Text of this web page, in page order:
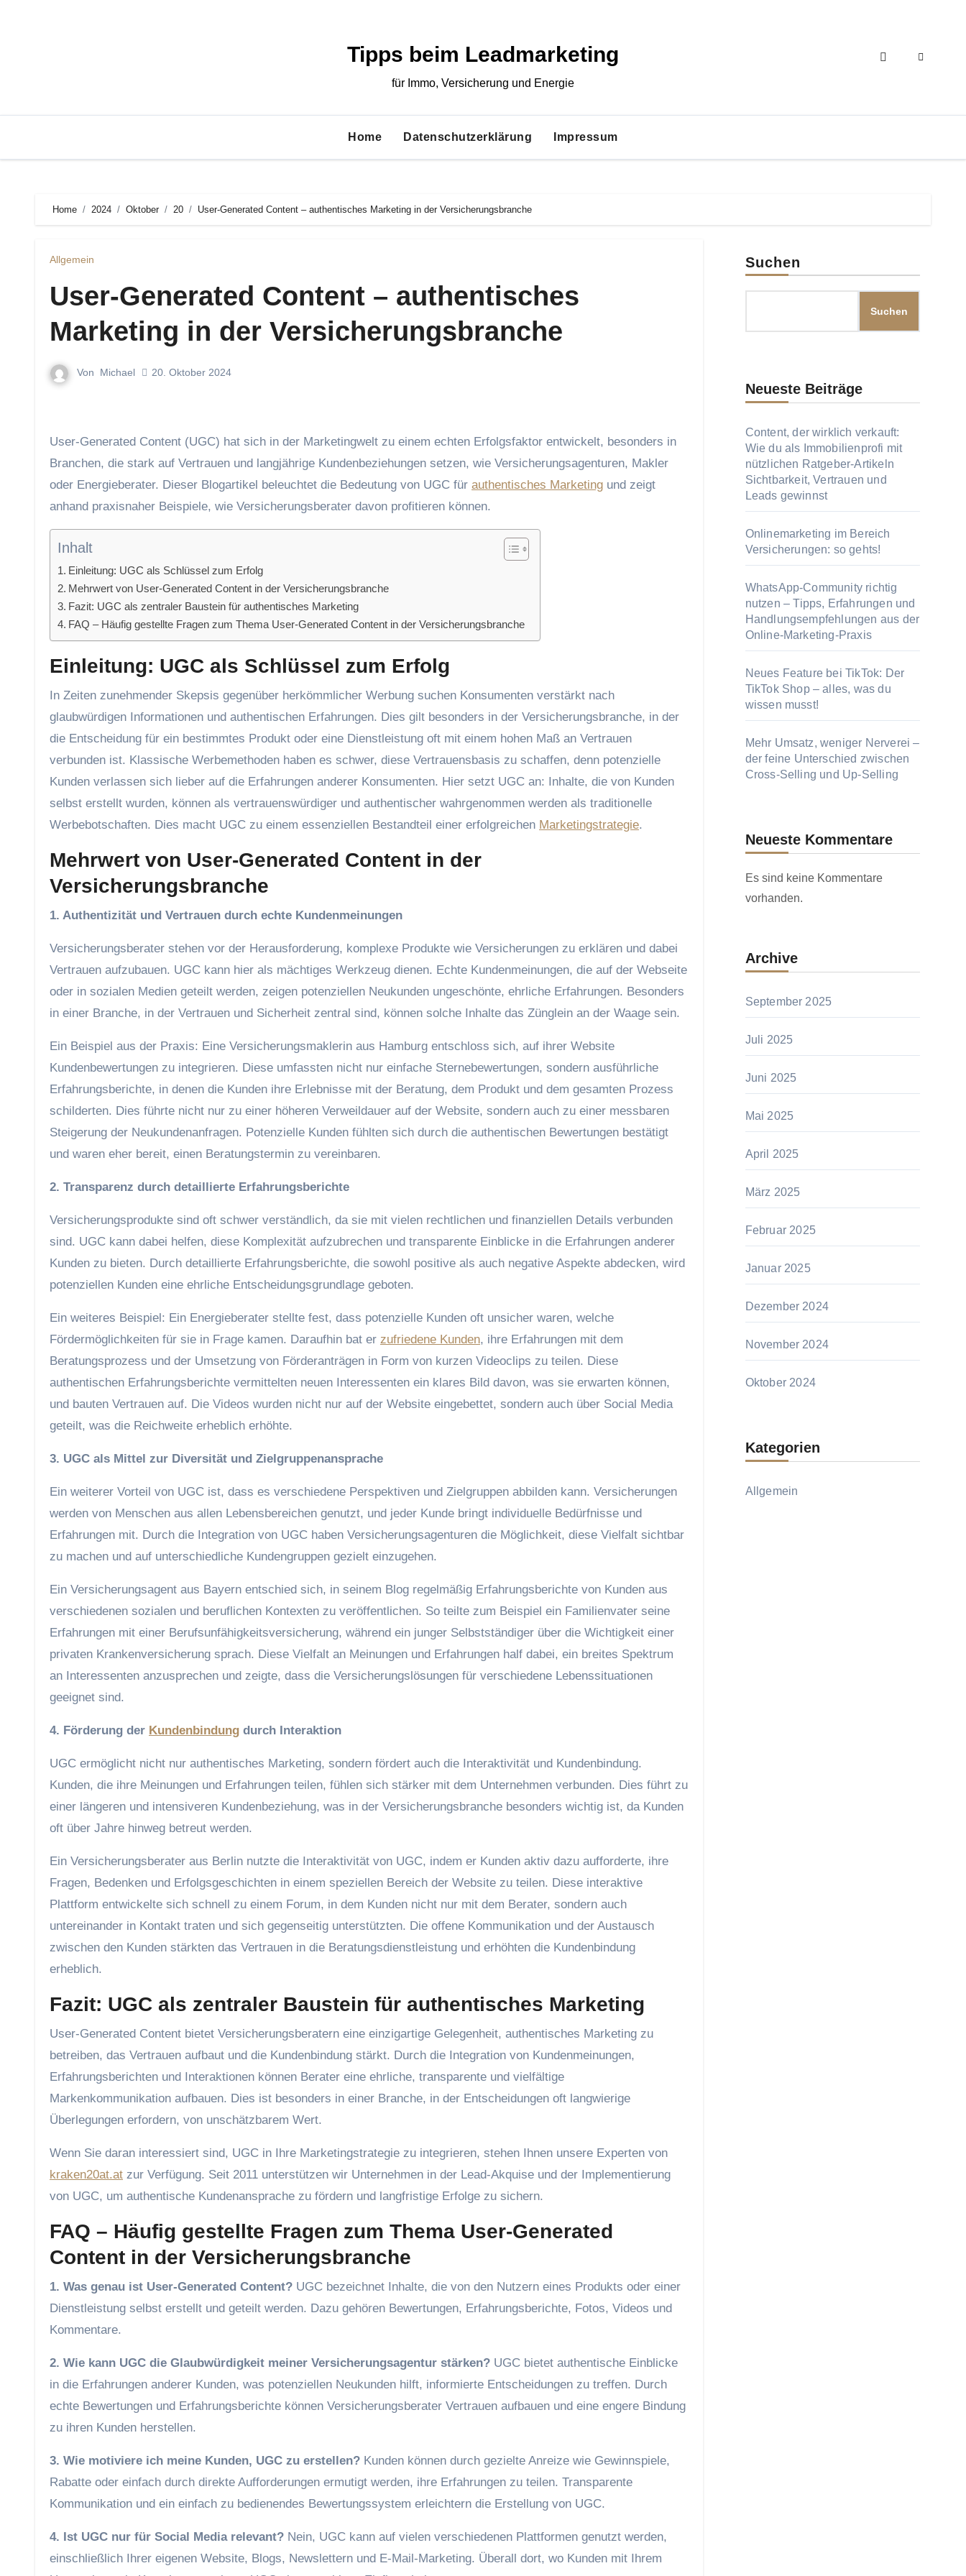
Tipps beim Leadmarketing
für Immo, Versicherung und Energie
Home Datenschutzerklärung Impressum
Home 2024 Oktober 20 User-Generated Content – authentisches Marketing in der Versicherungsbranche
Allgemein
User-Generated Content – authentisches
Marketing in der Versicherungsbranche
Von Michael 20. Oktober 2024
User-Generated Content (UGC) hat sich in der Marketingwelt zu einem echten Erfolgsfaktor entwickelt, besonders in
Branchen, die stark auf Vertrauen und langjährige Kundenbeziehungen setzen, wie Versicherungsagenturen, Makler
oder Energieberater. Dieser Blogartikel beleuchtet die Bedeutung von UGC für authentisches Marketing und zeigt
anhand praxisnaher Beispiele, wie Versicherungsberater davon profitieren können.
Inhalt
Einleitung: UGC als Schlüssel zum Erfolg
Mehrwert von User-Generated Content in der Versicherungsbranche
Fazit: UGC als zentraler Baustein für authentisches Marketing
FAQ – Häufig gestellte Fragen zum Thema User-Generated Content in der Versicherungsbranche
Einleitung: UGC als Schlüssel zum Erfolg
In Zeiten zunehmender Skepsis gegenüber herkömmlicher Werbung suchen Konsumenten verstärkt nach
glaubwürdigen Informationen und authentischen Erfahrungen. Dies gilt besonders in der Versicherungsbranche, in der
die Entscheidung für ein bestimmtes Produkt oder eine Dienstleistung oft mit einem hohen Maß an Vertrauen
verbunden ist. Klassische Werbemethoden haben es schwer, diese Vertrauensbasis zu schaffen, denn potenzielle
Kunden verlassen sich lieber auf die Erfahrungen anderer Konsumenten. Hier setzt UGC an: Inhalte, die von Kunden
selbst erstellt wurden, können als vertrauenswürdiger und authentischer wahrgenommen werden als traditionelle
Werbebotschaften. Dies macht UGC zu einem essenziellen Bestandteil einer erfolgreichen Marketingstrategie.
Mehrwert von User-Generated Content in der
Versicherungsbranche
1. Authentizität und Vertrauen durch echte Kundenmeinungen
Versicherungsberater stehen vor der Herausforderung, komplexe Produkte wie Versicherungen zu erklären und dabei
Vertrauen aufzubauen. UGC kann hier als mächtiges Werkzeug dienen. Echte Kundenmeinungen, die auf der Webseite
oder in sozialen Medien geteilt werden, zeigen potenziellen Neukunden ungeschönte, ehrliche Erfahrungen. Besonders
in einer Branche, in der Vertrauen und Sicherheit zentral sind, können solche Inhalte das Zünglein an der Waage sein.
Ein Beispiel aus der Praxis: Eine Versicherungsmaklerin aus Hamburg entschloss sich, auf ihrer Website
Kundenbewertungen zu integrieren. Diese umfassten nicht nur einfache Sternebewertungen, sondern ausführliche
Erfahrungsberichte, in denen die Kunden ihre Erlebnisse mit der Beratung, dem Produkt und dem gesamten Prozess
schilderten. Dies führte nicht nur zu einer höheren Verweildauer auf der Website, sondern auch zu einer messbaren
Steigerung der Neukundenanfragen. Potenzielle Kunden fühlten sich durch die authentischen Bewertungen bestätigt
und waren eher bereit, einen Beratungstermin zu vereinbaren.
2. Transparenz durch detaillierte Erfahrungsberichte
Versicherungsprodukte sind oft schwer verständlich, da sie mit vielen rechtlichen und finanziellen Details verbunden
sind. UGC kann dabei helfen, diese Komplexität aufzubrechen und transparente Einblicke in die Erfahrungen anderer
Kunden zu bieten. Durch detaillierte Erfahrungsberichte, die sowohl positive als auch negative Aspekte abdecken, wird
potenziellen Kunden eine ehrliche Entscheidungsgrundlage geboten.
Ein weiteres Beispiel: Ein Energieberater stellte fest, dass potenzielle Kunden oft unsicher waren, welche
Fördermöglichkeiten für sie in Frage kamen. Daraufhin bat er zufriedene Kunden, ihre Erfahrungen mit dem
Beratungsprozess und der Umsetzung von Förderanträgen in Form von kurzen Videoclips zu teilen. Diese
authentischen Erfahrungsberichte vermittelten neuen Interessenten ein klares Bild davon, was sie erwarten können,
und bauten Vertrauen auf. Die Videos wurden nicht nur auf der Website eingebettet, sondern auch über Social Media
geteilt, was die Reichweite erheblich erhöhte.
3. UGC als Mittel zur Diversität und Zielgruppenansprache
Ein weiterer Vorteil von UGC ist, dass es verschiedene Perspektiven und Zielgruppen abbilden kann. Versicherungen
werden von Menschen aus allen Lebensbereichen genutzt, und jeder Kunde bringt individuelle Bedürfnisse und
Erfahrungen mit. Durch die Integration von UGC haben Versicherungsagenturen die Möglichkeit, diese Vielfalt sichtbar
zu machen und auf unterschiedliche Kundengruppen gezielt einzugehen.
Ein Versicherungsagent aus Bayern entschied sich, in seinem Blog regelmäßig Erfahrungsberichte von Kunden aus
verschiedenen sozialen und beruflichen Kontexten zu veröffentlichen. So teilte zum Beispiel ein Familienvater seine
Erfahrungen mit einer Berufsunfähigkeitsversicherung, während ein junger Selbstständiger über die Wichtigkeit einer
privaten Krankenversicherung sprach. Diese Vielfalt an Meinungen und Erfahrungen half dabei, ein breites Spektrum
an Interessenten anzusprechen und zeigte, dass die Versicherungslösungen für verschiedene Lebenssituationen
geeignet sind.
4. Förderung der Kundenbindung durch Interaktion
UGC ermöglicht nicht nur authentisches Marketing, sondern fördert auch die Interaktivität und Kundenbindung.
Kunden, die ihre Meinungen und Erfahrungen teilen, fühlen sich stärker mit dem Unternehmen verbunden. Dies führt zu
einer längeren und intensiveren Kundenbeziehung, was in der Versicherungsbranche besonders wichtig ist, da Kunden
oft über Jahre hinweg betreut werden.
Ein Versicherungsberater aus Berlin nutzte die Interaktivität von UGC, indem er Kunden aktiv dazu aufforderte, ihre
Fragen, Bedenken und Erfolgsgeschichten in einem speziellen Bereich der Website zu teilen. Diese interaktive
Plattform entwickelte sich schnell zu einem Forum, in dem Kunden nicht nur mit dem Berater, sondern auch
untereinander in Kontakt traten und sich gegenseitig unterstützten. Die offene Kommunikation und der Austausch
zwischen den Kunden stärkten das Vertrauen in die Beratungsdienstleistung und erhöhten die Kundenbindung
erheblich.
Fazit: UGC als zentraler Baustein für authentisches Marketing
User-Generated Content bietet Versicherungsberatern eine einzigartige Gelegenheit, authentisches Marketing zu
betreiben, das Vertrauen aufbaut und die Kundenbindung stärkt. Durch die Integration von Kundenmeinungen,
Erfahrungsberichten und Interaktionen können Berater eine ehrliche, transparente und vielfältige
Markenkommunikation aufbauen. Dies ist besonders in einer Branche, in der Entscheidungen oft langwierige
Überlegungen erfordern, von unschätzbarem Wert.
Wenn Sie daran interessiert sind, UGC in Ihre Marketingstrategie zu integrieren, stehen Ihnen unsere Experten von
kraken20at.at zur Verfügung. Seit 2011 unterstützen wir Unternehmen in der Lead-Akquise und der Implementierung
von UGC, um authentische Kundenansprache zu fördern und langfristige Erfolge zu sichern.
FAQ – Häufig gestellte Fragen zum Thema User-Generated
Content in der Versicherungsbranche
1. Was genau ist User-Generated Content? UGC bezeichnet Inhalte, die von den Nutzern eines Produkts oder einer
Dienstleistung selbst erstellt und geteilt werden. Dazu gehören Bewertungen, Erfahrungsberichte, Fotos, Videos und
Kommentare.
2. Wie kann UGC die Glaubwürdigkeit meiner Versicherungsagentur stärken? UGC bietet authentische Einblicke
in die Erfahrungen anderer Kunden, was potenziellen Neukunden hilft, informierte Entscheidungen zu treffen. Durch
echte Bewertungen und Erfahrungsberichte können Versicherungsberater Vertrauen aufbauen und eine engere Bindung
zu ihren Kunden herstellen.
3. Wie motiviere ich meine Kunden, UGC zu erstellen? Kunden können durch gezielte Anreize wie Gewinnspiele,
Rabatte oder einfach durch direkte Aufforderungen ermutigt werden, ihre Erfahrungen zu teilen. Transparente
Kommunikation und ein einfach zu bedienendes Bewertungssystem erleichtern die Erstellung von UGC.
4. Ist UGC nur für Social Media relevant? Nein, UGC kann auf vielen verschiedenen Plattformen genutzt werden,
einschließlich Ihrer eigenen Website, Blogs, Newslettern und E-Mail-Marketing. Überall dort, wo Kunden mit Ihrem
Suchen
Suchen
Neueste Beiträge
Content, der wirklich verkauft:
Wie du als Immobilienprofi mit
nützlichen Ratgeber-Artikeln
Sichtbarkeit, Vertrauen und
Leads gewinnst
Onlinemarketing im Bereich
Versicherungen: so gehts!
WhatsApp-Community richtig
nutzen – Tipps, Erfahrungen und
Handlungsempfehlungen aus der
Online-Marketing-Praxis
Neues Feature bei TikTok: Der
TikTok Shop – alles, was du
wissen musst!
Mehr Umsatz, weniger Nerverei –
der feine Unterschied zwischen
Cross-Selling und Up-Selling
Neueste Kommentare
Es sind keine Kommentare
vorhanden.
Archive
September 2025
Juli 2025
Juni 2025
Mai 2025
April 2025
März 2025
Februar 2025
Januar 2025
Dezember 2024
November 2024
Oktober 2024
Kategorien
Allgemein